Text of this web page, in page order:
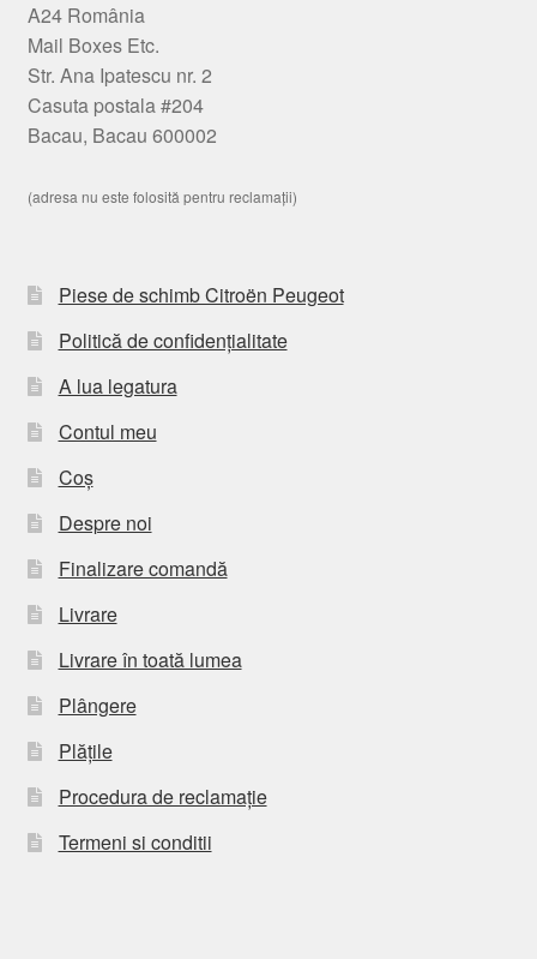
A24 România
Mail Boxes Etc.
Str. Ana Ipatescu nr. 2
Casuta postala #204
Bacau, Bacau 600002
(adresa nu este folosită pentru reclamații)
Piese de schimb Citroën Peugeot
Politică de confidențialitate
A lua legatura
Contul meu
Coș
Despre noi
Finalizare comandă
Livrare
Livrare în toată lumea
Plângere
Plățile
Procedura de reclamație
Termeni si conditii